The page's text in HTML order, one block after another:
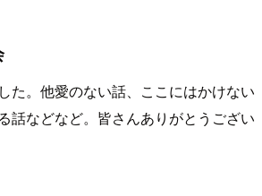
た。他愛のない話、ここにはかけない
話などなど。皆さんありがとうござい